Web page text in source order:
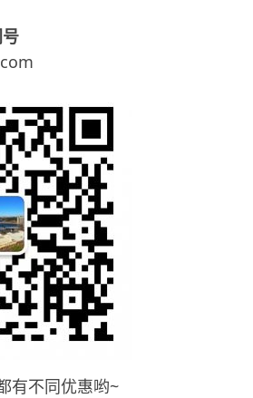
有不同优惠哟~